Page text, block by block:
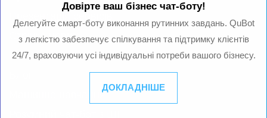
Довірте ваш бізнес чат-боту!
Делегуйте смарт-боту виконання рутинних завдань. QuBot
з легкістю забезпечує спілкування та підтримку клієнтів
24/7, враховуючи усі індивідуальні потреби вашого бізнесу.
ДОКЛАДНІШЕ
Презентація сервісів
Стрічка новин
ШІ/МН Новини
Машинне навчання